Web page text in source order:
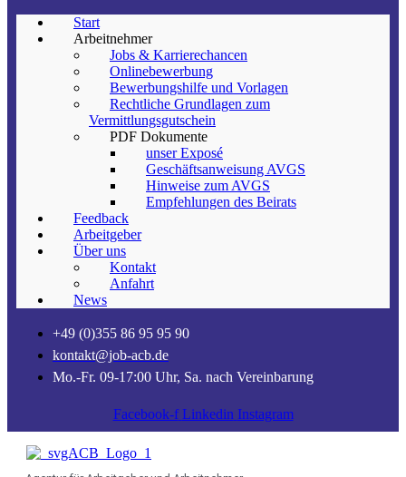
Start
Arbeitnehmer
Jobs & Karrierechancen
Onlinebewerbung
Bewerbungshilfe und Vorlagen
Rechtliche Grundlagen zum
Vermittlungsgutschein
PDF Dokumente
unser Exposé
Geschäftsanweisung AVGS
Hinweise zum AVGS
Empfehlungen des Beirats
Feedback
Arbeitgeber
Über uns
Kontakt
Anfahrt
News
+49 (0)355 86 95 95 90
kontakt@job-acb.de
Mo.-Fr. 09-17:00 Uhr, Sa. nach Vereinbarung
Facebook-f Linkedin Instagram